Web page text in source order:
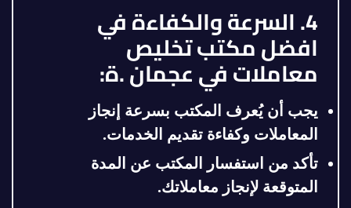
4. السرعة والكفاءة في
افضل مكتب تخليص
معاملات في عجمان .ة:
يجب أن يُعرف المكتب بسرعة إنجاز
المعاملات وكفاءة تقديم الخدمات.
تأكد من استفسار المكتب عن المدة
المتوقعة لإنجاز معاملاتك.